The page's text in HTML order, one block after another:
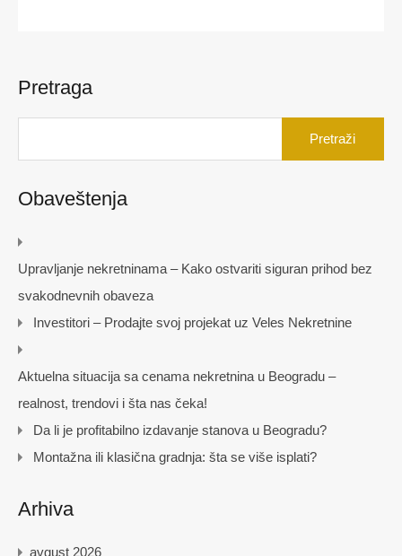
Pretraga
Obaveštenja
Upravljanje nekretninama – Kako ostvariti siguran prihod bez
svakodnevnih obaveza
Investitori – Prodajte svoj projekat uz Veles Nekretnine
Aktuelna situacija sa cenama nekretnina u Beogradu –
realnost, trendovi i šta nas čeka!
Da li je profitabilno izdavanje stanova u Beogradu?
Montažna ili klasična gradnja: šta se više isplati?
Arhiva
avgust 2026